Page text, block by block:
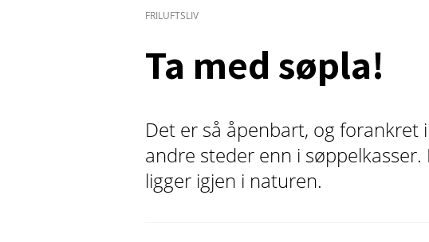
FRILUFTSLIV
Ta med søpla!
Det er så åpenbart, og
andre steder enn i
ligger igjen i naturen.